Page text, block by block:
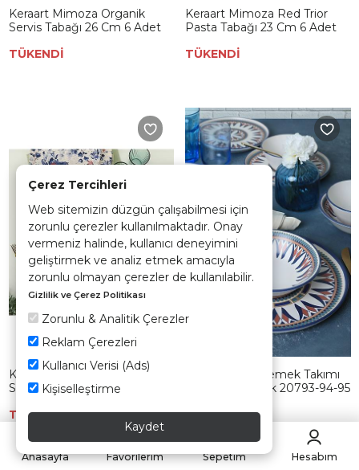
Çerez Tercihleri
Web sitemizin düzgün çalışabilmesi için
zorunlu çerezler kullanılmaktadır. Onay
vermeniz halinde, kullanıcı deneyimini
geliştirmek ve analiz etmek amacıyla
zorunlu olmayan çerezler de kullanılabilir.
Gizlilik ve Çerez Politikası
Zorunlu & Analitik Çerezler
Reklam Çerezleri
Kullanıcı Verisi (Ads)
Kişiselleştirme
Kaydet
Keraart Mimoza Organik
Servis Tabağı 26 Cm 6 Adet
TÜKENDİ
Keraart Mimoza Red Trior
Pasta Tabağı 23 Cm 6 Adet
TÜKENDİ
Keraart Mimoza Red Trior
Servis Tabağı 30 Cm 6 Adet
TÜKENDİ
Keraart Ruby Yemek Takımı
24 Parça 6 Kişilik 20793-94-95
TÜKENDİ
Anasayfa Favorilerim Sepetim Hesabım